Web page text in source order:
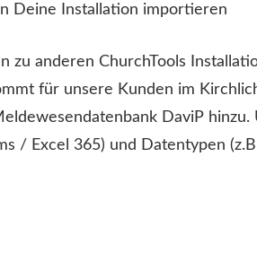
Deine Installation importieren
zu anderen ChurchTools
für unsere Kunden im
DaviP hinzu.
/ Excel 365) und Datentypen